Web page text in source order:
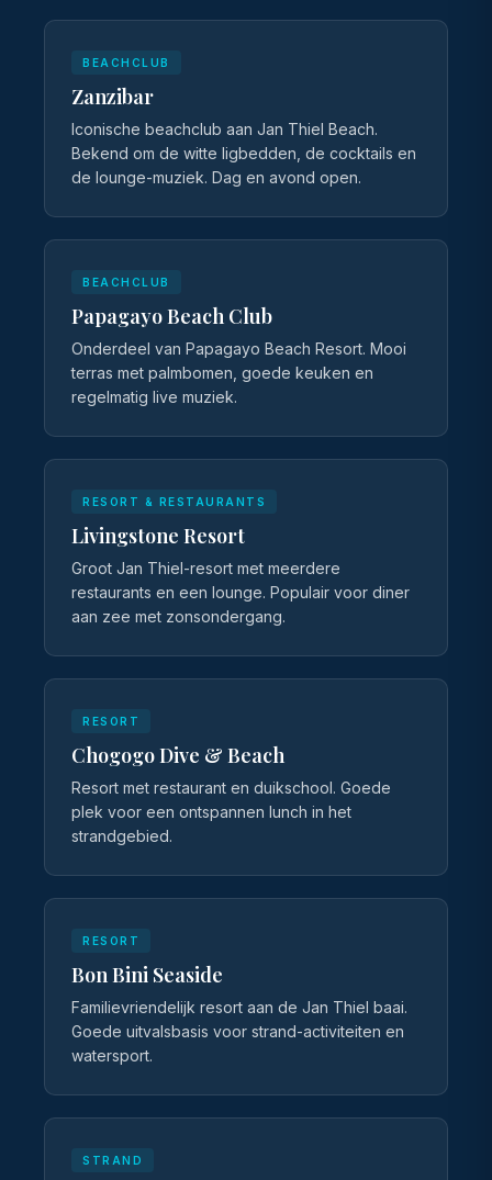
BEACHCLUB
Zanzibar
Iconische beachclub aan Jan Thiel Beach.
Bekend om de witte ligbedden, de cocktails en
de lounge-muziek. Dag en avond open.
BEACHCLUB
Papagayo Beach Club
Onderdeel van Papagayo Beach Resort. Mooi
terras met palmbomen, goede keuken en
regelmatig live muziek.
RESORT & RESTAURANTS
Livingstone Resort
Groot Jan Thiel-resort met meerdere
restaurants en een lounge. Populair voor diner
aan zee met zonsondergang.
RESORT
Chogogo Dive & Beach
Resort met restaurant en duikschool. Goede
plek voor een ontspannen lunch in het
strandgebied.
RESORT
Bon Bini Seaside
Familievriendelijk resort aan de Jan Thiel baai.
Goede uitvalsbasis voor strand-activiteiten en
watersport.
STRAND